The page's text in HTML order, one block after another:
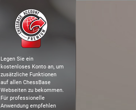
Legen Sie ein
kostenloses Konto an, um
zusätzliche Funktionen
auf allen ChessBase
Webseiten zu bekommen.
Für professionelle
Anwendung empfehlen